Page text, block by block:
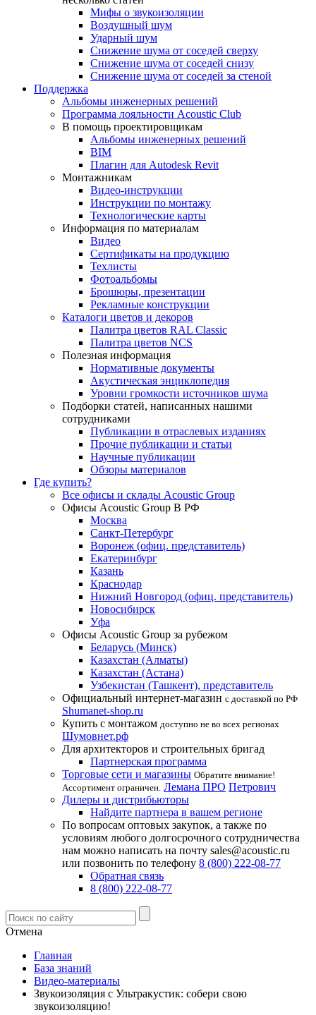
Мифы о звукоизоляции
Воздушный шум
Ударный шум
Снижение шума от соседей сверху
Снижение шума от соседей снизу
Снижение шума от соседей за стеной
Поддержка
Альбомы инженерных решений
Программа лояльности Acoustic Club
В помощь проектировщикам
Альбомы инженерных решений
BIM
Плагин для Autodesk Revit
Монтажникам
Видео-инструкции
Инструкции по монтажу
Технологические карты
Информация по материалам
Видео
Сертификаты на продукцию
Техлисты
Фотоальбомы
Брошюры, презентации
Рекламные конструкции
Каталоги цветов и декоров
Палитра цветов RAL Сlassic
Палитра цветов NCS
Полезная информация
Нормативные документы
Акустическая энциклопедия
Уровни громкости источников шума
Подборки статей, написанных нашими
сотрудниками
Публикации в отраслевых изданиях
Прочие публикации и статьи
Научные публикации
Обзоры материалов
Где купить?
Все офисы и склады Acoustic Group
Офисы Acoustic Group В РФ
Москва
Санкт-Петербург
Воронеж (офиц. представитель)
Екатеринбург
Казань
Краснодар
Нижний Новгород (офиц. представитель)
Новосибирск
Уфа
Офисы Acoustic Group за рубежом
Беларусь (Минск)
Казахстан (Алматы)
Казахстан (Астана)
Узбекистан (Ташкент), представитель
Официальный интернет-магазин с доставкой по РФ
Shumanet-shop.ru
Купить с монтажом доступно не во всех регионах
Шумовнет.рф
Для архитекторов и строительных бригад
Партнерская программа
Торговые сети и магазины Обратите внимание!
Ассортимент ограничен. Лемана ПРО Петрович
Дилеры и дистрибьюторы
Найдите партнера в вашем регионе
По вопросам оптовых закупок, а также по
условиям любого долгосрочного сотрудничества
нам можно написать на почту sales@acoustic.ru
или позвонить по телефону 8 (800) 222-08-77
Обратная связь
8 (800) 222-08-77
Отмена
Главная
База знаний
Видео-материалы
Звукоизоляция с Ультракустик: собери свою
звукоизоляцию!